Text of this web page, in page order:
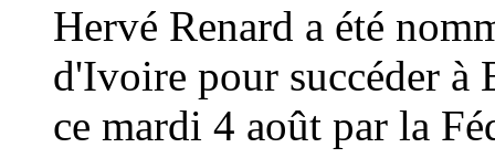
Hervé Renard a été
d'Ivoire pour succéder à
ce mardi 4 août par la